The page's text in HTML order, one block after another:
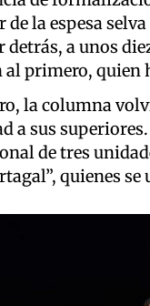
la espesa
a unos
primero, quien
la columna
sus
de tres
quienes